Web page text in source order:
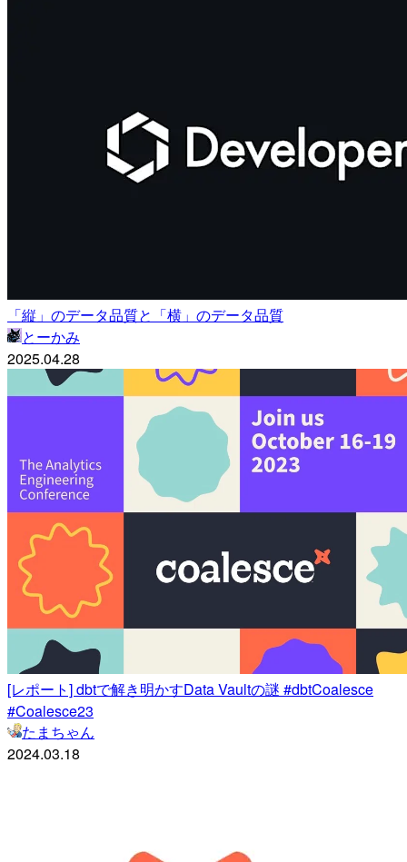
「縦」のデータ品質と「横」のデータ品質
とーかみ
2025.04.28
[レポート] dbtで解き明かすData Vaultの謎 #dbtCoalesce
#Coalesce23
たまちゃん
2024.03.18